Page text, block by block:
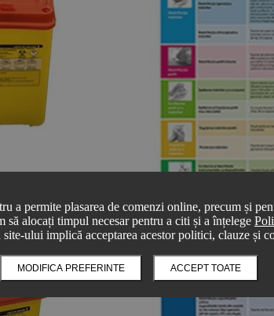
a permite plasarea de comenzi online, precum și
alocați timpul necesar pentru a citi și a înțelege
ului implică acceptarea acestor politici, clauze și
MODIFICA PREFERINTE ACCEPT TOATE